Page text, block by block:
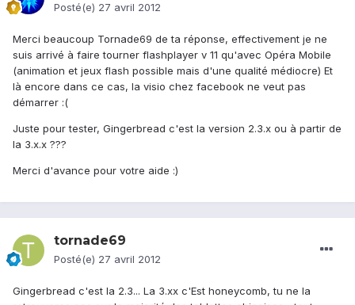
Posté(e) 27 avril 2012
Merci beaucoup Tornade69 de ta réponse, effectivement je ne
suis arrivé à faire tourner flashplayer v 11 qu'avec Opéra Mobile
(animation et jeux flash possible mais d'une qualité médiocre) Et
là encore dans ce cas, la visio chez facebook ne veut pas
démarrer :(
Juste pour tester, Gingerbread c'est la version 2.3.x ou à partir de
la 3.x.x ???
Merci d'avance pour votre aide :)
tornade69
Posté(e) 27 avril 2012
Gingerbread c'est la 2.3... La 3.xx c'Est honeycomb, tu ne la